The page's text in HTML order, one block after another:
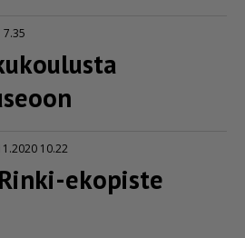
7.35
10.22
ekopiste